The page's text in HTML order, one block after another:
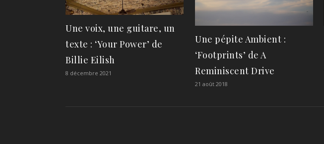
Une voix, une guitare, un
texte : ‘Your Power’ de
Billie Eilish
8 décembre 2021
Une pépite Ambient :
‘Footprints’ de A
Reminiscent Drive
21 août 2018